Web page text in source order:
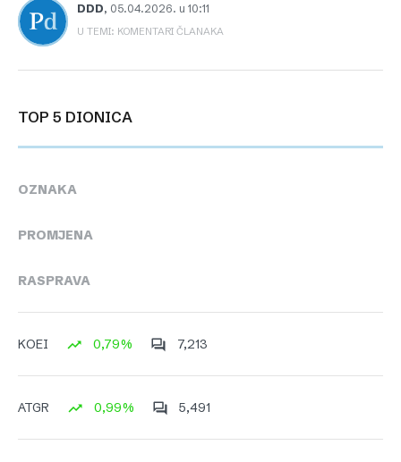
DDD, 05.04.2026. u 10:11
U TEMI: KOMENTARI ČLANAKA
TOP 5 DIONICA
OZNAKA
PROMJENA
RASPRAVA
KOEI 0,79% 7,213
ATGR 0,99% 5,491